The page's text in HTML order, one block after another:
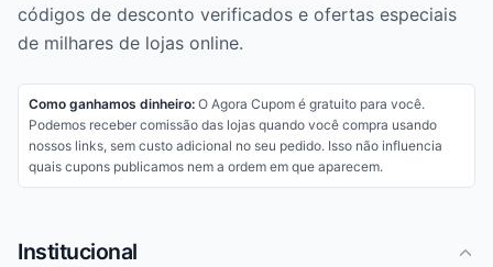
códigos de desconto verificados e ofertas especiais
de milhares de lojas online.
Como ganhamos dinheiro:O Agora Cupom é gratuito para você.
Podemos receber comissão das lojas quando você compra usando
nossos links, sem custo adicional no seu pedido. Isso não influencia
quais cupons publicamos nem a ordem em que aparecem.
Institucional